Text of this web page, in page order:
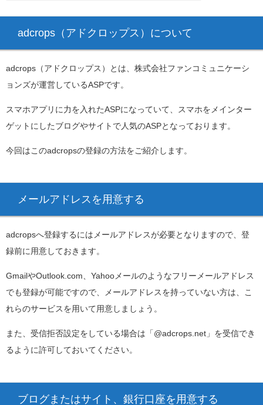
adcrops（アドクロップス）について
adcrops（アドクロップス）とは、株式会社ファンコミュニケーシ
ョンズが運営しているASPです。
スマホアプリに力を入れたASPになっていて、スマホをメインター
ゲットにしたブログやサイトで人気のASPとなっております。
今回はこのadcropsの登録の方法をご紹介します。
メールアドレスを用意する
adcropsへ登録するにはメールアドレスが必要となりますので、登
録前に用意しておきます。
GmailやOutlook.com、Yahooメールのようなフリーメールアドレス
でも登録が可能ですので、メールアドレスを持っていない方は、こ
れらのサービスを用いて用意しましょう。
また、受信拒否設定をしている場合は「@adcrops.net」を受信でき
るように許可しておいてください。
ブログまたはサイト、銀行口座を用意する